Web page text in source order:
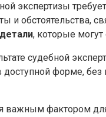
экспертизы
и обстоятельства,
детали, которые могут
судебной
форме,
фактором